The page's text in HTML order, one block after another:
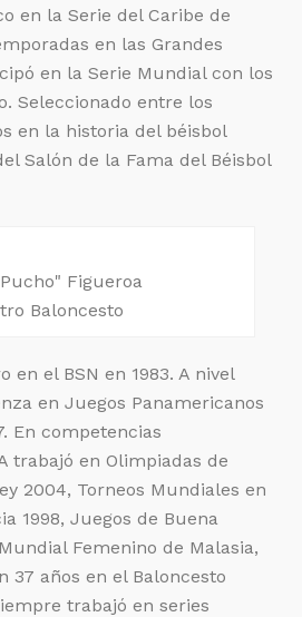
en la Serie del Caribe de
en las Grandes
en la Serie Mundial con los
Seleccionado entre los
en la historia del béisbol
Salón de la Fama del Béisbol
Figueroa
Baloncesto
en el BSN en 1983. A nivel
en Juegos Panamericanos
En competencias
trabajó en Olimpiadas de
2004, Torneos Mundiales en
1998, Juegos de Buena
Femenino de Malasia,
37 años en el Baloncesto
trabajó en series